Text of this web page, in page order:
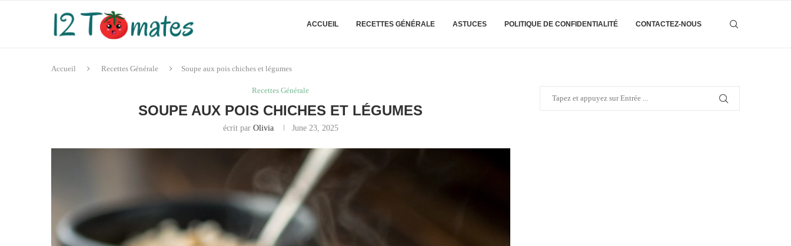
ACCUEIL RECETTES GÉNÉRALE ASTUCES POLITIQUE DE CONFIDENTIALITÉ CONTACTEZ-NOUS
Accueil Recettes Générale Soupe aux pois chiches et légumes
Recettes Générale
SOUPE AUX POIS CHICHES ET LÉGUMES
écrit par Olivia June 23, 2025